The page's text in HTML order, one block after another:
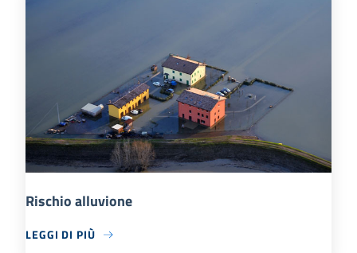
Rischio alluvione
LEGGI DI PIÙ